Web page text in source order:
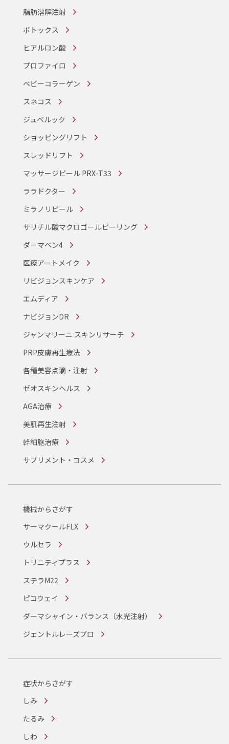
脂肪溶解注射
ボトックス
ヒアルロン酸
プロファイロ
ベビーコラーゲン
スネコス
ジュベルック
ショッピングリフト
スレッドリフト
マッサージピール PRX-T33
ララドクター
ミラノリピール
サリチル酸マクロゴールピーリング
ダーマペン4
医療アートメイク
リビジョンスキンケア
エムディア
ナビジョンDR
ジャンマリーニ スキンリサーチ
PRP皮膚再生療法
各種美容点滴・注射
ゼオスキンヘルス
AGA治療
美肌再生注射
幹細胞治療
サプリメント・コスメ
機械からさがす
サーマクールFLX
ウルセラ
トリニティプラス
ステラM22
ピコウェイ
ダーマシャイン・バランス （水光注射）
ジェントルレーズプロ
症状からさがす
しみ
たるみ
しわ